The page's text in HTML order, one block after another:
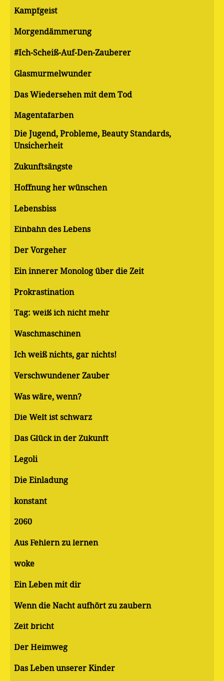
Kampfgeist
Morgendämmerung
#Ich-Scheiß-Auf-Den-Zauberer
Glasmurmelwunder
Das Wiedersehen mit dem Tod
Magentafarben
Die Jugend, Probleme, Beauty Standards,
Unsicherheit
Zukunftsängste
Hoffnung her wünschen
Lebensbiss
Einbahn des Lebens
Der Vorgeher
Ein innerer Monolog über die Zeit
Pro­kras­ti­na­ti­on
Tag: weiß ich nicht mehr
Waschmaschinen
Ich weiß nichts, gar nichts!
Verschwundener Zauber
Was wäre, wenn?
Die Welt ist schwarz
Das Glück in der Zukunft
Legoli
Die Einladung
konstant
2060
Aus Fehlern zu lernen
woke
Ein Leben mit dir
Wenn die Nacht aufhört zu zaubern
Zeit bricht
Der Heimweg
Das Leben unserer Kinder